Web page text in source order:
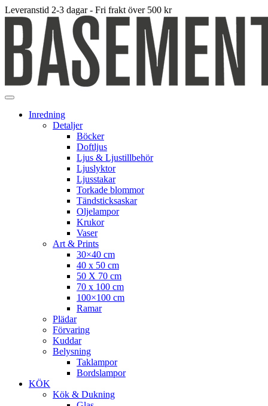
Leveranstid 2-3 dagar - Fri frakt över 500 kr
Inredning
Detaljer
Böcker
Doftljus
Ljus & Ljustillbehör
Ljuslyktor
Ljusstakar
Torkade blommor
Tändsticksaskar
Oljelampor
Krukor
Vaser
Art & Prints
30×40 cm
40 x 50 cm
50 X 70 cm
70 x 100 cm
100×100 cm
Ramar
Plädar
Förvaring
Kuddar
Belysning
Taklampor
Bordslampor
KÖK
Kök & Dukning